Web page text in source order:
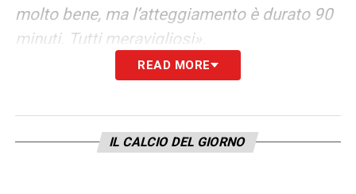
molto bene, ma l’atteggiamento è durato 90
minuti. Tutti meravigliosi».
ABRAHAM CON LUKAKU –«Ho bisogno di
anche un po’ a centrocampo. Chi entra è
sempre carico e se lo fai dopo nove mesi di
READ MORE
IL CALCIO DEL GIORNO